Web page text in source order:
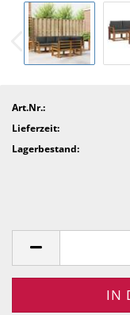
Art.Nr.:
Lieferzeit:
Lagerbestand: